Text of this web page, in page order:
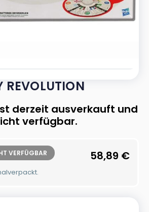
REVOLUTION
derzeit ausverkauft und
verfügbar.
VERFÜGBAR 58,89 €